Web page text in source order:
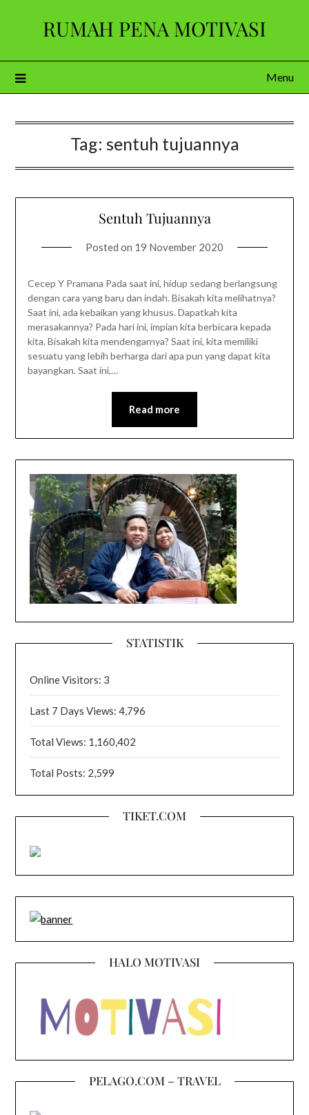
RUMAH PENA MOTIVASI
Menu
Tag: sentuh tujuannya
Sentuh Tujuannya
Posted on 19 November 2020
Cecep Y Pramana Pada saat ini, hidup sedang berlangsung
dengan cara yang baru dan indah. Bisakah kita melihatnya?
Saat ini, ada kebaikan yang khusus. Dapatkah kita
merasakannya? Pada hari ini, impian kita berbicara kepada
kita. Bisakah kita mendengarnya? Saat ini, kita memiliki
sesuatu yang lebih berharga dari apa pun yang dapat kita
bayangkan. Saat ini,…
Read more
STATISTIK
Online Visitors: 3
Last 7 Days Views:4,796
Total Views: 1,160,402
Total Posts: 2,599
TIKET.COM
HALO MOTIVASI
PELAGO.COM – TRAVEL